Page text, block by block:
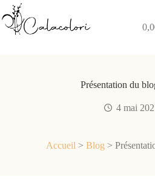
Passer
au
contenu
Présentation du
4 mai
Accueil > Blog >